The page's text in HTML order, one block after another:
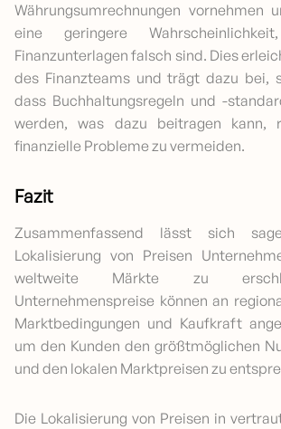
Währungsumrechnungen vornehmen
eine geringere
Finanzunterlagen falsch sind. Dies
des Finanzteams und trägt dazu bei,
dass Buchhaltungsregeln und -
werden, was dazu beitragen kann,
finanzielle Probleme zu vermeiden.
Fazit
Zusammenfassend lässt sich
Lokalisierung von Preisen
weltweite Märkte zu
Unternehmenspreise können an
Marktbedingungen und Kaufkraft
um den Kunden den größtmöglichen
und den lokalen Marktpreisen zu
Die Lokalisierung von Preisen in